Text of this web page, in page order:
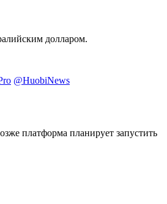
долларом.
@HuobiNews
платформа планирует запустить